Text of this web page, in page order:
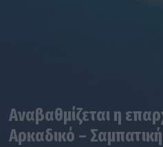
Αναβαθμίζεται η
Αρκαδικό – Σαμπατική